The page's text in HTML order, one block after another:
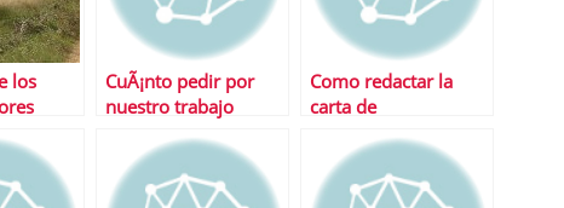
los
CuÃ¡nto pedir por
nuestro trabajo
Como redactar la
carta de
perfecta